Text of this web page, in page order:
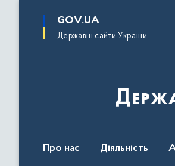
основного
GOV.UA
Державні сайти України
Про нас Діяльність